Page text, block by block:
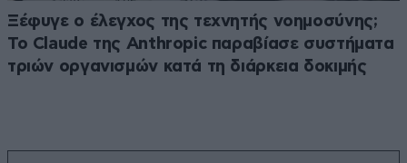
Ξέφυγε ο έλεγχος της τεχνητής νοημοσύνης;
Το Claude της Anthropic παραβίασε συστήματα
τριών οργανισμών κατά τη διάρκεια δοκιμής